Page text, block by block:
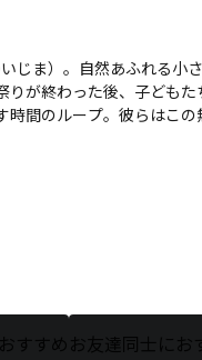
じま）。自然あふれる
が終わった後、子ども
間のループ。彼らはこ
すすめお友達同士にお